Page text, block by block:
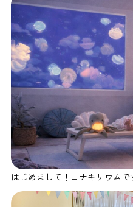
はじめまして！ヨナキリウムで